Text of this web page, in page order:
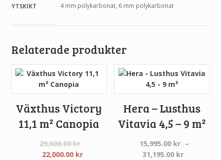
YTSKIKT 4 mm polykarbonat, 6 mm polykarbonat
Relaterade produkter
Växthus Victory
11,1 m² Canopia
29,000.00kr
Det22,000.00 kr
Hera – Lusthus
Vitavia 4,5 – 9 m²
15,995.00 kr –
31,195.00 kr